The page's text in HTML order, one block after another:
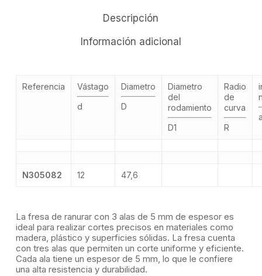
Descripción
Información adicional
Referencia
Vástago
d
Diametro
D
Diametro
del
rodamiento
D1
Radio
de
curva
R
N305082 12 47,6
La fresa de ranurar con 3 alas de 5 mm de espesor es
ideal para realizar cortes precisos en materiales como
madera, plástico y superficies sólidas. La fresa cuenta
con tres alas que permiten un corte uniforme y eficiente.
Cada ala tiene un espesor de 5 mm, lo que le confiere
una alta resistencia y durabilidad.